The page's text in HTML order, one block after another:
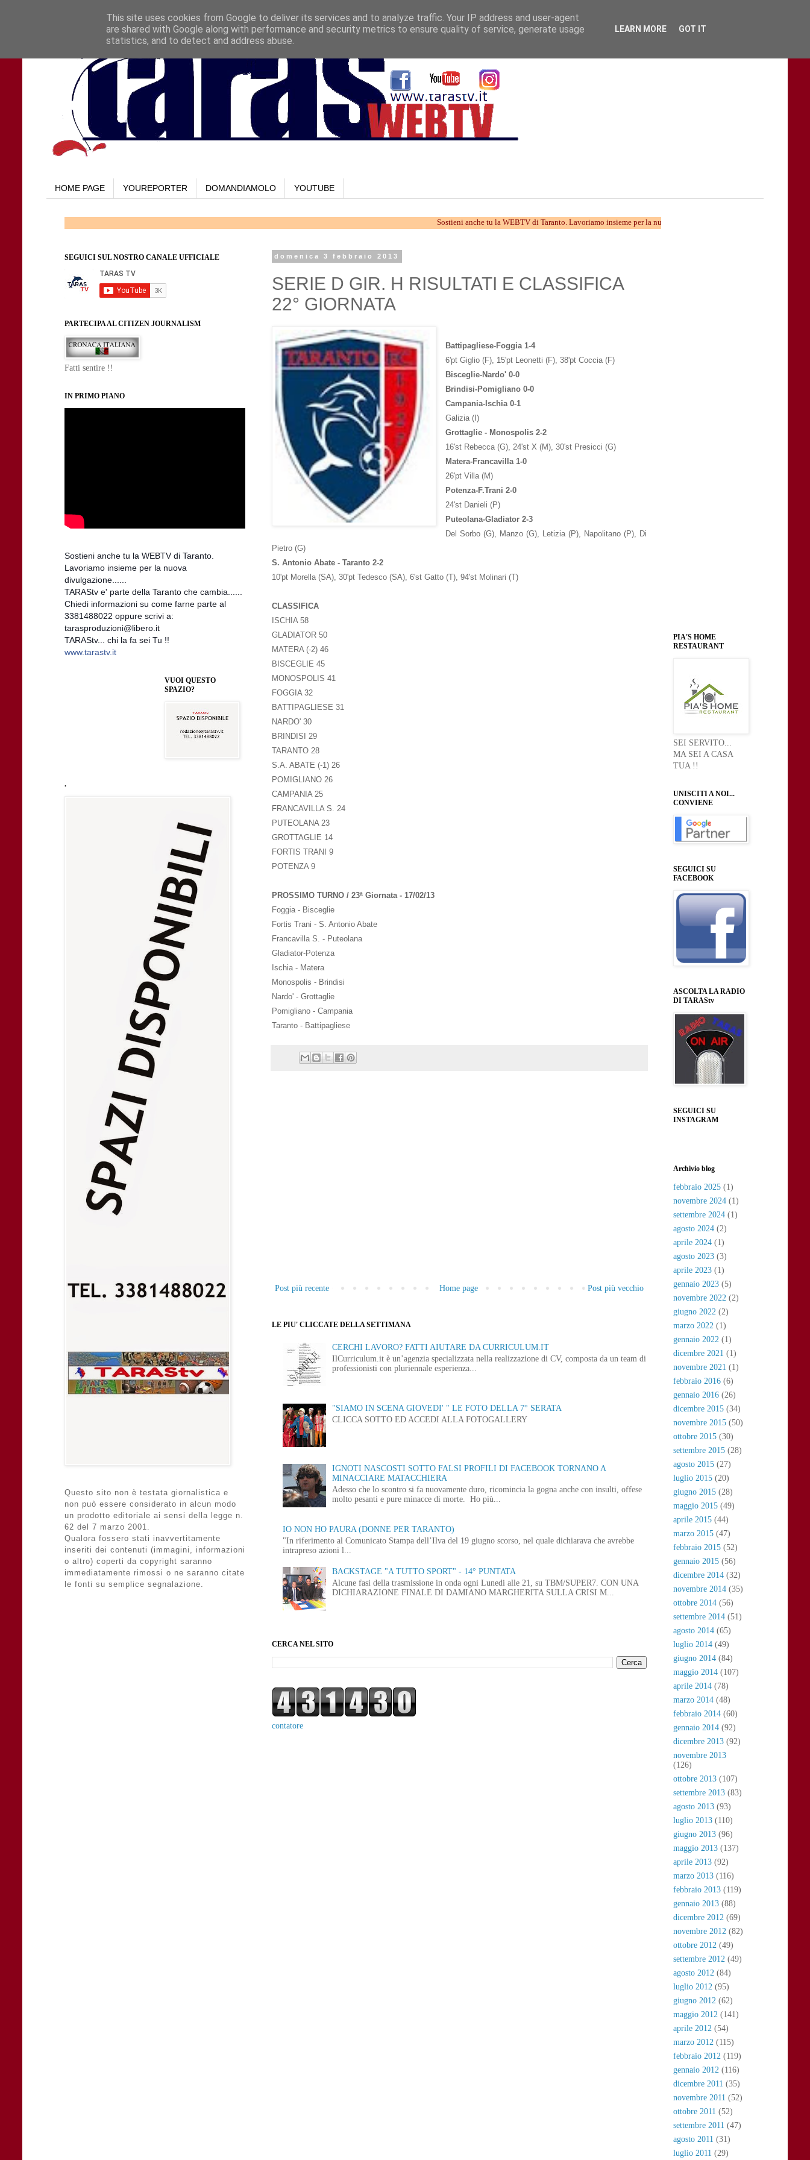
HOME PAGE YOUREPORTER DOMANDIAMOLO YOUTUBE
Sostieni anche tu la WEBTV di Taranto. Lavoriamo insieme per la nuova divulgazione...... TARAStv e' parte della
domenica 3 febbraio 2013
SERIE D GIR. H RISULTATI E CLASSIFICA
22° GIORNATA
Battipagliese-Foggia 1-4
6'pt Giglio (F), 15'pt Leonetti (F), 38'pt Coccia (F)
Bisceglie-Nardo' 0-0
Brindisi-Pomigliano 0-0
Campania-Ischia 0-1
Galizia (I)
Grottaglie - Monospolis 2-2
16'st Rebecca (G), 24'st X (M), 30'st Presicci (G)
Matera-Francavilla 1-0
26'pt Villa (M)
Potenza-F.Trani 2-0
24'st Danieli (P)
Puteolana-Gladiator 2-3
Del Sorbo (G), Manzo (G), Letizia (P), Napolitano (P), Di
Pietro (G)
S. Antonio Abate - Taranto 2-2
10'pt Morella (SA), 30'pt Tedesco (SA), 6'st Gatto (T), 94'st Molinari (T)
CLASSIFICA
ISCHIA 58
GLADIATOR 50
MATERA (-2) 46
BISCEGLIE 45
MONOSPOLIS 41
FOGGIA 32
BATTIPAGLIESE 31
NARDO' 30
BRINDISI 29
TARANTO 28
S.A. ABATE (-1) 26
POMIGLIANO 26
CAMPANIA 25
FRANCAVILLA S. 24
PUTEOLANA 23
GROTTAGLIE 14
FORTIS TRANI 9
POTENZA 9
PROSSIMO TURNO / 23ª Giornata - 17/02/13
Foggia - Bisceglie
Fortis Trani - S. Antonio Abate
Francavilla S. - Puteolana
Gladiator-Potenza
Ischia - Matera
Monospolis - Brindisi
Nardo' - Grottaglie
Pomigliano - Campania
Taranto - Battipagliese
Post più recente Post più vecchio
Home page
LE PIU' CLICCATE DELLA SETTIMANA
CERCHI LAVORO? FATTI AIUTARE DA CURRICULUM.IT
IlCurriculum.it è un’agenzia specializzata nella realizzazione di CV, composta da un team di
professionisti con pluriennale esperienza...
"SIAMO IN SCENA GIOVEDI' " LE FOTO DELLA 7° SERATA
CLICCA SOTTO ED ACCEDI ALLA FOTOGALLERY
IGNOTI NASCOSTI SOTTO FALSI PROFILI DI FACEBOOK TORNANO A
MINACCIARE MATACCHIERA
Adesso che lo scontro si fa nuovamente duro, ricomincia la gogna anche con insulti, offese
molto pesanti e pure minacce di morte. Ho più...
IO NON HO PAURA (DONNE PER TARANTO)
"In riferimento al Comunicato Stampa dell’Ilva del 19 giugno scorso, nel quale dichiarava che avrebbe
intrapreso azioni l...
BACKSTAGE "A TUTTO SPORT" - 14° PUNTATA
Alcune fasi della trasmissione in onda ogni Lunedi alle 21, su TBM/SUPER7. CON UNA
DICHIARAZIONE FINALE DI DAMIANO MARGHERITA SULLA CRISI M...
CERCA NEL SITO
contatore
SEGUICI SUL NOSTRO CANALE UFFICIALE
PARTECIPA AL CITIZEN JOURNALISM
Fatti sentire !!
IN PRIMO PIANO
Sostieni anche tu la WEBTV di Taranto.
Lavoriamo insieme per la nuova
divulgazione......
TARAStv e' parte della Taranto che cambia......
Chiedi informazioni su come farne parte al
3381488022 oppure scrivi a:
tarasproduzioni@libero.it
TARAStv... chi la fa sei Tu !!
www.tarastv.it
VUOI QUESTO
SPAZIO?
.
Questo sito non è testata giornalistica e
non può essere considerato in alcun modo
un prodotto editoriale ai sensi della legge n.
62 del 7 marzo 2001.
Qualora fossero stati inavvertitamente
inseriti dei contenuti (immagini, informazioni
o altro) coperti da copyright saranno
immediatamente rimossi o ne saranno citate
le fonti su semplice segnalazione.
PIA'S HOME
RESTAURANT
SEI SERVITO...
MA SEI A CASA
TUA !!
UNISCITI A NOI...
CONVIENE
SEGUICI SU
FACEBOOK
ASCOLTA LA RADIO
DI TARAStv
SEGUICI SU
INSTAGRAM
Archivio blog
febbraio 2025 (1)
novembre 2024 (1)
settembre 2024 (1)
agosto 2024 (2)
aprile 2024 (1)
agosto 2023 (3)
aprile 2023 (1)
gennaio 2023 (5)
novembre 2022 (2)
giugno 2022 (2)
marzo 2022 (1)
gennaio 2022 (1)
dicembre 2021 (1)
novembre 2021 (1)
febbraio 2016 (6)
gennaio 2016 (26)
dicembre 2015 (34)
novembre 2015 (50)
ottobre 2015 (30)
settembre 2015 (28)
agosto 2015 (27)
luglio 2015 (20)
giugno 2015 (28)
maggio 2015 (49)
aprile 2015 (44)
marzo 2015 (47)
febbraio 2015 (52)
gennaio 2015 (56)
dicembre 2014 (32)
novembre 2014 (35)
ottobre 2014 (56)
settembre 2014 (51)
agosto 2014 (65)
luglio 2014 (49)
giugno 2014 (84)
maggio 2014 (107)
aprile 2014 (78)
marzo 2014 (48)
febbraio 2014 (60)
gennaio 2014 (92)
dicembre 2013 (92)
novembre 2013
(126)
ottobre 2013 (107)
settembre 2013 (83)
agosto 2013 (93)
luglio 2013 (110)
giugno 2013 (96)
maggio 2013 (137)
aprile 2013 (92)
marzo 2013 (116)
febbraio 2013 (119)
gennaio 2013 (88)
dicembre 2012 (69)
novembre 2012 (82)
ottobre 2012 (49)
settembre 2012 (49)
agosto 2012 (84)
luglio 2012 (95)
giugno 2012 (62)
maggio 2012 (141)
aprile 2012 (54)
marzo 2012 (115)
febbraio 2012 (119)
gennaio 2012 (116)
dicembre 2011 (35)
novembre 2011 (52)
ottobre 2011 (52)
settembre 2011 (47)
agosto 2011 (31)
luglio 2011 (29)
This site uses cookies from Google to deliver its services and to analyze traffic. Your IP address and user-agent
are shared with Google along with performance and security metrics to ensure quality of service, generate usage
statistics, and to detect and address abuse.
LEARN MORE GOT IT